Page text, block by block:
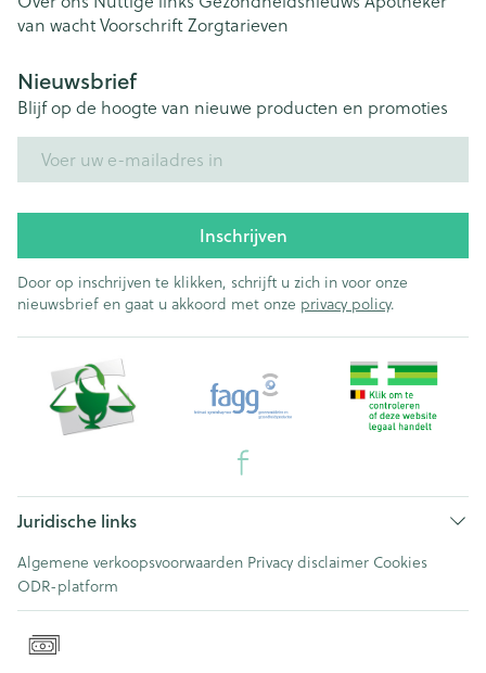
van wachtVoorschriftZorgtarieven
Nieuwsbrief
Blijf op de hoogte van nieuwe producten en promoties
Inschrijven
Door op inschrijven te klikken, schrijft u zich in voor onze
nieuwsbrief en gaat u akkoord met onze privacy policy.
Juridische links
Algemene verkoopsvoorwaarden Privacy disclaimer Cookies
ODR-platform